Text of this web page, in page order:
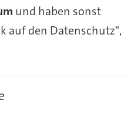
und haben sonst
auf den Datenschutz",